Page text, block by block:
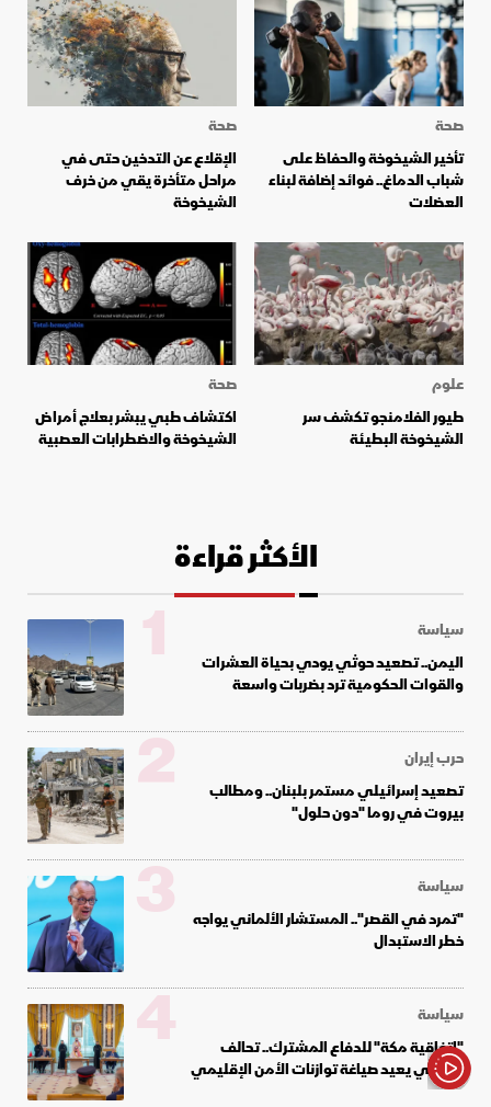
صحة
تأخير الشيخوخة والحفاظ على
شباب الدماغ.. فوائد إضافة لبناء
العضلات
صحة
الإقلاع عن التدخين حتى في
مراحل متأخرة يقي من خرف
الشيخوخة
علوم
طيور الفلامنجو تكشف سر
الشيخوخة البطيئة
صحة
اكتشاف طبي يبشر بعلاج أمراض
الشيخوخة والاضطرابات العصبية
الأكثر قراءة
سياسة
اليمن.. تصعيد حوثي يودي بحياة العشرات
والقوات الحكومية ترد بضربات واسعة
1
حرب إيران
تصعيد إسرائيلي مستمر بلبنان.. ومطالب
بيروت في روما "دون حلول"
2
سياسة
"تمرد في القصر".. المستشار الألماني يواجه
خطر الاستبدال
3
سياسة
"اتفاقية مكة" للدفاع المشترك.. تحالف
تكاملي يعيد صياغة توازنات الأمن الإقليمي 4